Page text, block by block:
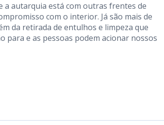
a autarquia está com outras frentes de
com o interior. Já são mais de
da retirada de entulhos e limpeza que
para e as pessoas podem acionar nossos